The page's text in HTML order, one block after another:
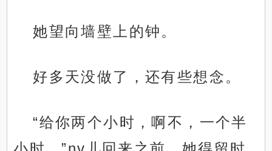
她望向墙壁上的钟。
好多天没做了，还有些想念。
“给你两个小时，啊不，一个半